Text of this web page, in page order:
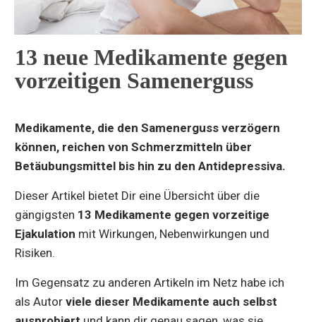
13 neue Medikamente gegen
vorzeitigen Samenerguss
Medikamente, die den Samenerguss verzögern
können, reichen von Schmerzmitteln über
Betäubungsmittel bis hin zu den Antidepressiva.
Dieser Artikel bietet Dir eine Übersicht über die
gängigsten 13 Medikamente gegen vorzeitige
Ejakulation mit Wirkungen, Nebenwirkungen und
Risiken.
Im Gegensatz zu anderen Artikeln im Netz habe ich
als Autor viele dieser Medikamente auch selbst